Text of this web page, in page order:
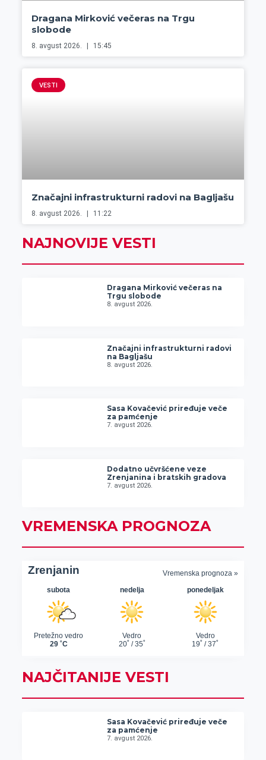
Dragana Mirković večeras na Trgu
slobode
8. avgust 2026. 15:45
VESTI
Značajni infrastrukturni radovi na Bagljašu
8. avgust 2026. 11:22
NAJNOVIJE VESTI
Dragana Mirković večeras na
Trgu slobode
8. avgust 2026.
Značajni infrastrukturni radovi
na Bagljašu
8. avgust 2026.
Sasa Kovačević priređuje veče
za pamćenje
7. avgust 2026.
Dodatno učvršćene veze
Zrenjanina i bratskih gradova
7. avgust 2026.
VREMENSKA PROGNOZA
NAJČITANIJE VESTI
Sasa Kovačević priređuje veče
za pamćenje
7. avgust 2026.